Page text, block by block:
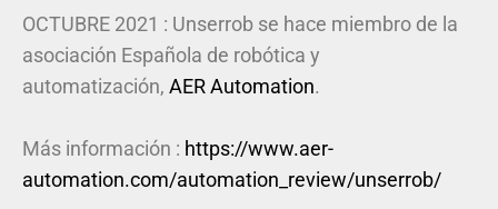
OCTUBRE 2021 : Unserrob se hace miembro de la
asociación Española de robótica y
automatización, AER Automation.
Más información : https://www.aer-
automation.com/automation_review/unserrob/